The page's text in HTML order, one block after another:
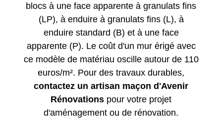
blocs à une face apparente à granulats fins
(LP), à enduire à granulats fins (L), à
enduire standard (B) et à une face
apparente (P). Le coût d'un mur érigé avec
ce modèle de matériau oscille autour de 110
euros/m². Pour des travaux durables,
contactez un artisan maçon d'Avenir
Rénovations pour votre projet
d'aménagement ou de rénovation.